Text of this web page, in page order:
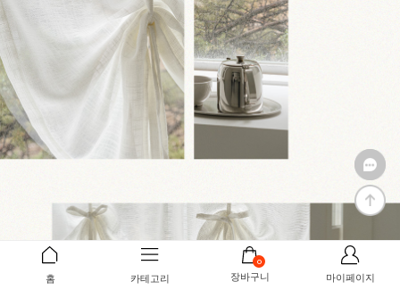
홈 카테고리
0
장바구니 마이페이지